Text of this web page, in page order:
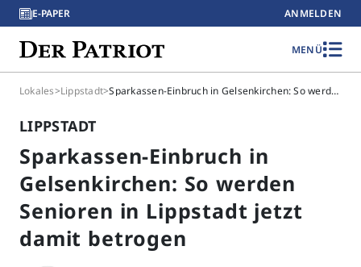
E-PAPER ANMELDEN
MENÜ
Lokales>Lippstadt> Sparkassen-Einbruch in Gelsenkirchen: So werden Senioren in Lippstadt jetzt damit betrogen
LIPPSTADT
Sparkassen-Einbruch in
Gelsenkirchen: So werden
Senioren in Lippstadt jetzt
damit betrogen